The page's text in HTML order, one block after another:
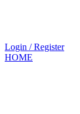
Login / Register
HOME